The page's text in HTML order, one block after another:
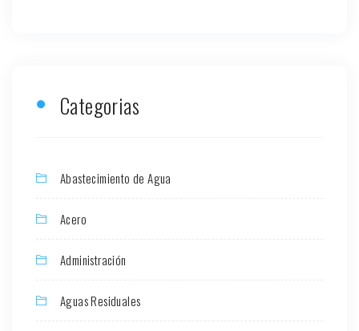
Categorias
Abastecimiento de Agua
Acero
Administración
Aguas Residuales